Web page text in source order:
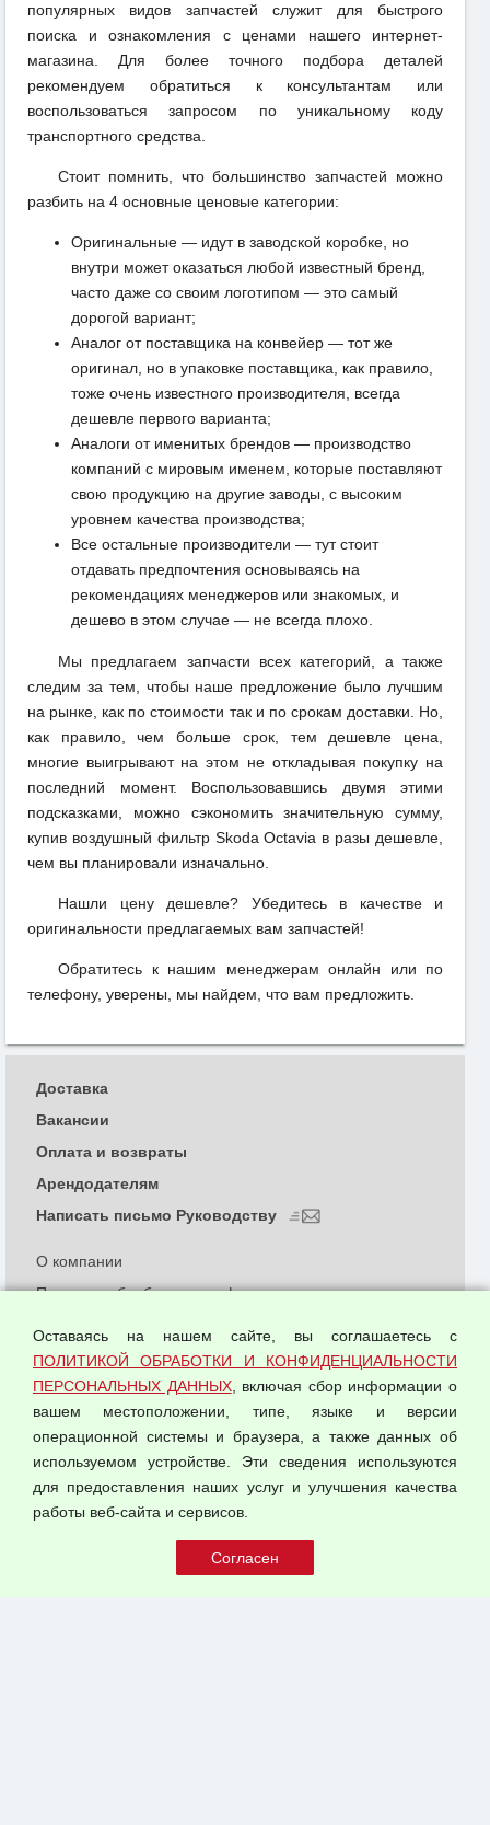
популярных видов запчастей служит для быстрого
поиска и ознакомления с ценами нашего интернет-
магазина. Для более точного подбора деталей
рекомендуем обратиться к консультантам или
воспользоваться запросом по уникальному коду
транспортного средства.
Стоит помнить, что большинство запчастей можно
разбить на 4 основные ценовые категории:
Оригинальные — идут в заводской коробке, но
внутри может оказаться любой известный бренд,
часто даже со своим логотипом — это самый
дорогой вариант;
Аналог от поставщика на конвейер — тот же
оригинал, но в упаковке поставщика, как правило,
тоже очень известного производителя, всегда
дешевле первого варианта;
Аналоги от именитых брендов — производство
компаний с мировым именем, которые поставляют
свою продукцию на другие заводы, с высоким
уровнем качества производства;
Все остальные производители — тут стоит
отдавать предпочтения основываясь на
рекомендациях менеджеров или знакомых, и
дешево в этом случае — не всегда плохо.
Мы предлагаем запчасти всех категорий, а также
следим за тем, чтобы наше предложение было лучшим
на рынке, как по стоимости так и по срокам доставки. Но,
как правило, чем больше срок, тем дешевле цена,
многие выигрывают на этом не откладывая покупку на
последний момент. Воспользовавшись двумя этими
подсказками, можно сэкономить значительную сумму,
купив воздушный фильтр Skoda Octavia в разы дешевле,
чем вы планировали изначально.
Нашли цену дешевле? Убедитесь в качестве и
оригинальности предлагаемых вам запчастей!
Обратитесь к нашим менеджерам онлайн или по
телефону, уверены, мы найдем, что вам предложить.
© 2026 ООО "Феникс"
О компании
Политика обработки и конфиденциальности
Согласием на обработку персональных данных
Оферта оптовой купли-продажи
Публичная оферта
Доставка
Вакансии
Оплата и возвраты
Арендодателям
Написать письмо Руководству
Оставаясь на нашем сайте, вы соглашаетесь с
ПОЛИТИКОЙ ОБРАБОТКИ И КОНФИДЕНЦИАЛЬНОСТИ
ПЕРСОНАЛЬНЫХ ДАННЫХ, включая сбор информации о
вашем местоположении, типе, языке и версии
операционной системы и браузера, а также данных об
используемом устройстве. Эти сведения используются
для предоставления наших услуг и улучшения качества
работы веб-сайта и сервисов.